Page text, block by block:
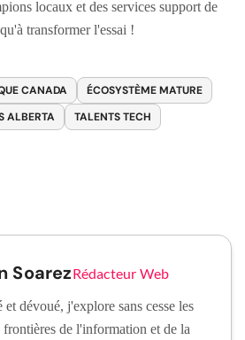
locaux et des services support de
transformer l'essai !
CANADA
ÉCOSYSTÈME MATURE
ALBERTA TALENTS TECH
SoarezRédacteur Web
et dévoué, j'explore sans cesse les
frontières de l'information et de la